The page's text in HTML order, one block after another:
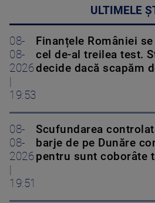
ULTIMELE
08-
08-
2026
19:53
Finanțele României
cel de-al treilea test.
decide dacă scapăm
08-
08-
2026
19:51
Scufundarea
barje de pe Dunăre
pentru sunt coborâte